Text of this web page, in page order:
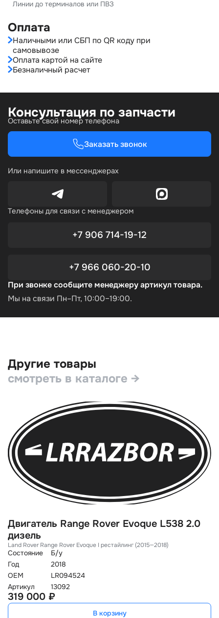
Линии до терминалов или ПВЗ
Оплата
Наличными или СБП по QR коду при
самовывозе
Оплата картой на сайте
Безналичный расчет
Консультация по запчасти
Оставьте свой номер телефона
Заказать звонок
Или напишите в мессенджерах
Телефоны для связи с менеджером
+7 906 714-19-12
+7 966 060-20-10
При звонке сообщите менеджеру артикул товара.
Мы на связи Пн–Пт, 10:00–19:00.
Другие товары
смотреть в каталоге →
Двигатель Range Rover Evoque L538 2.0
дизель
Land Rover Range Rover Evoque I рестайлинг (2015—2018)
Состояние
Б/у
Год
2018
OEM
LR094524
Артикул
13092
319 000 ₽
В корзину